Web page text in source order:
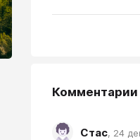
Комментарии
Стас, 24